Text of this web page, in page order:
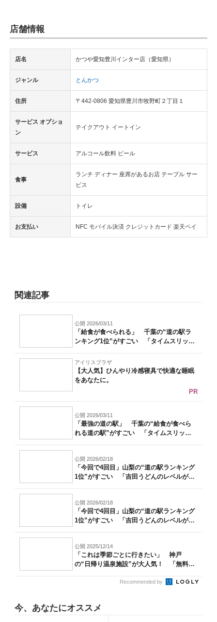
ちょっと気になるネットの話題
店舗情報
店名 かつや愛知豊川インター店（愛知県）
ジャンル とんかつ
住所 〒442-0806 愛知県豊川市牧野町２丁目１
サービス オプショ
ン
テイクアウト イートイン
サービス アルコール飲料 ビール
食事
ランチ ディナー 座席があるお店 テーブル サー
ビス
設備 トイレ
お支払い NFC モバイル決済 クレジットカード 楽天ペイ
関連記事
公開 2026/03/11
「給食が食べられる」 千葉の“道の駅ラ
ンキング1位”がすごい 「タイムスリップ
アイリスプラザ
【大人気】ひんやり冷感寝具で快適な睡眠
をあなたに。
PR
公開 2026/03/11
「最強の道の駅」 千葉の“給食が食べら
れる道の駅”がすごい 「タイムスリップ
公開 2026/02/18
「今回で4回目」山梨の“道の駅ランキング
1位”がすごい 「吉田うどんのレベルが
公開 2026/02/18
「今回で4回目」山梨の“道の駅ランキング
1位”がすごい 「吉田うどんのレベルが
公開 2025/12/14
「これは季節ごとに行きたい」 神戸
の“日帰り温泉施設”が大人気！ 「無料送
Recommended by
今、あなたにオススメ